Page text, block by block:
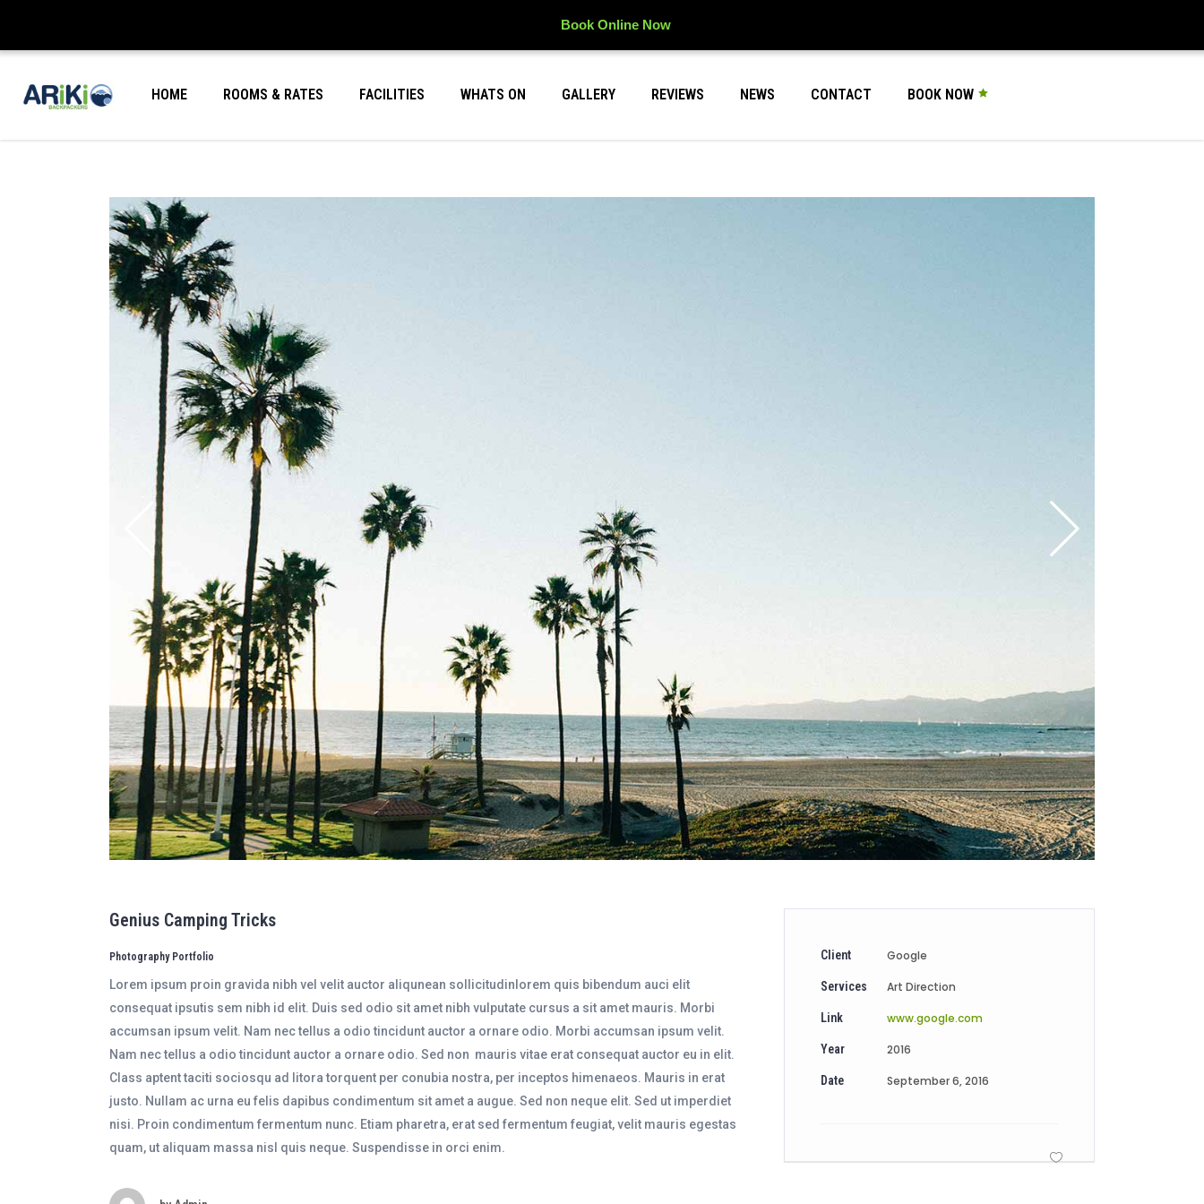
Book Online Now
HOME ROOMS & RATES FACILITIES WHATS ON GALLERY REVIEWS NEWS CONTACT BOOK NOW
Genius Camping Tricks
Photography Portfolio
Lorem ipsum proin gravida nibh vel velit auctor aliqunean sollicitudinlorem quis bibendum auci elit
consequat ipsutis sem nibh id elit. Duis sed odio sit amet nibh vulputate cursus a sit amet mauris. Morbi
accumsan ipsum velit. Nam nec tellus a odio tincidunt auctor a ornare odio. Morbi accumsan ipsum velit.
Nam nec tellus a odio tincidunt auctor a ornare odio. Sed non mauris vitae erat consequat auctor eu in elit.
Class aptent taciti sociosqu ad litora torquent per conubia nostra, per inceptos himenaeos. Mauris in erat
justo. Nullam ac urna eu felis dapibus condimentum sit amet a augue. Sed non neque elit. Sed ut imperdiet
nisi. Proin condimentum fermentum nunc. Etiam pharetra, erat sed fermentum feugiat, velit mauris egestas
quam, ut aliquam massa nisl quis neque. Suspendisse in orci enim.
Client Google
Services Art Direction
Link www.google.com
Year 2016
Date September 6, 2016